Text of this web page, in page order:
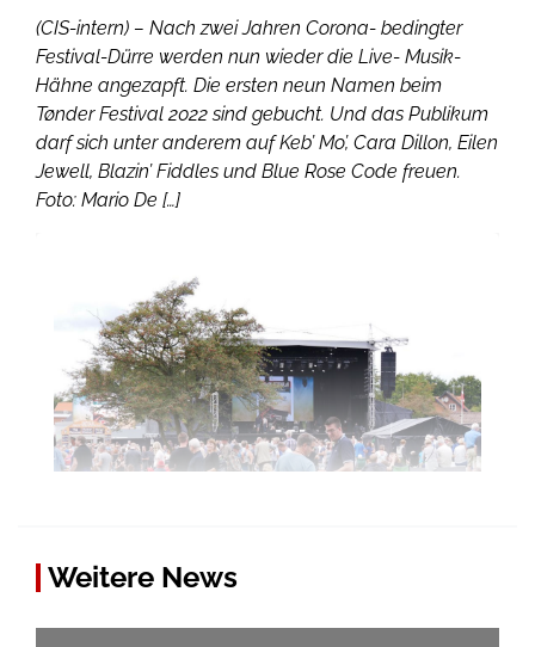
(CIS-intern) – Nach zwei Jahren Corona- bedingter
Festival-Dürre werden nun wieder die Live- Musik-
Hähne angezapft. Die ersten neun Namen beim
Tønder Festival 2022 sind gebucht. Und das Publikum
darf sich unter anderem auf Keb’ Mo’, Cara Dillon, Eilen
Jewell, Blazin’ Fiddles und Blue Rose Code freuen.
Foto: Mario De […]
Weitere News